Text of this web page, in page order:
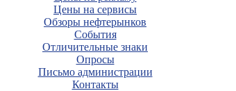
Цены на сервисы
Обзоры нефтерынков
События
Отличительные знаки
Опросы
Письмо администрации
Контакты